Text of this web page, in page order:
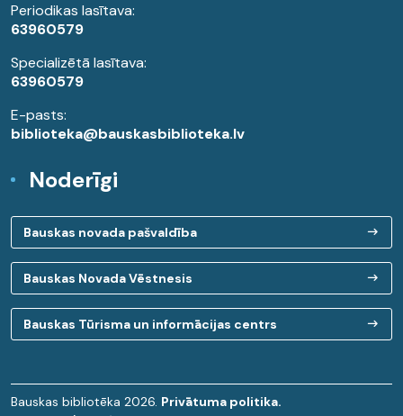
Periodikas lasītava:
63960579
Specializētā lasītava:
63960579
E-pasts:
biblioteka@bauskasbiblioteka.lv
Noderīgi
Bauskas novada pašvaldība
Bauskas Novada Vēstnesis
Bauskas Tūrisma un informācijas centrs
Bauskas bibliotēka 2026. Privātuma politika.